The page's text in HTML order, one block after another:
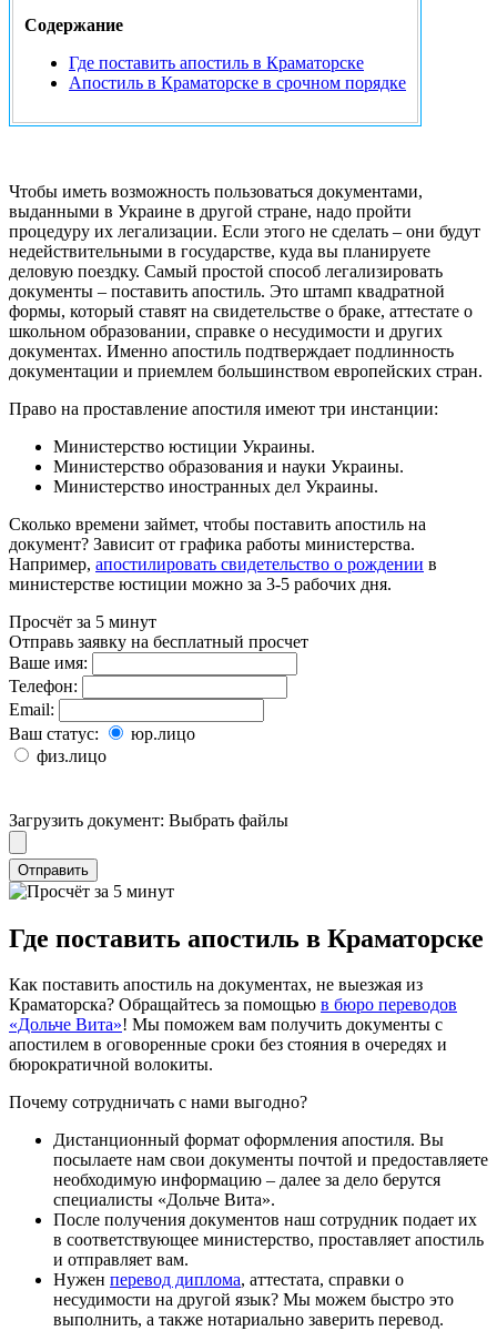
Содержание
Где поставить апостиль в Краматорске
Апостиль в Краматорске в срочном порядке
Чтобы иметь возможность пользоваться документами,
выданными в Украине в другой стране, надо пройти
процедуру их легализации. Если этого не сделать – они будут
недействительными в государстве, куда вы планируете
деловую поездку. Самый простой способ легализировать
документы – поставить апостиль. Это штамп квадратной
формы, который ставят на свидетельстве о браке, аттестате о
школьном образовании, справке о несудимости и других
документах. Именно апостиль подтверждает подлинность
документации и приемлем большинством европейских стран.
Право на проставление апостиля имеют три инстанции:
Министерство юстиции Украины.
Министерство образования и науки Украины.
Министерство иностранных дел Украины.
Сколько времени займет, чтобы поставить апостиль на
документ? Зависит от графика работы министерства.
Например, апостилировать свидетельство о рождении в
министерстве юстиции можно за 3-5 рабочих дня.
Просчёт за 5 минут
Отправь заявку на бесплатный просчет
Ваше имя:
Телефон:
Email:
Ваш статус:
юр.лицо
физ.лицо
Загрузить документ: Выбрать файлы
Отправить
Где поставить апостиль в Краматорске
Как поставить апостиль на документах, не выезжая из
Краматорска? Обращайтесь за помощью в бюро переводов
«Дольче Вита»! Мы поможем вам получить документы с
апостилем в оговоренные сроки без стояния в очередях и
бюрократичной волокиты.
Почему сотрудничать с нами выгодно?
Дистанционный формат оформления апостиля. Вы
посылаете нам свои документы почтой и предоставляете
необходимую информацию – далее за дело берутся
специалисты «Дольче Вита».
После получения документов наш сотрудник подает их
в соответствующее министерство, проставляет апостиль
и отправляет вам.
Нужен перевод диплома, аттестата, справки о
несудимости на другой язык? Мы можем быстро это
выполнить, а также нотариально заверить перевод.